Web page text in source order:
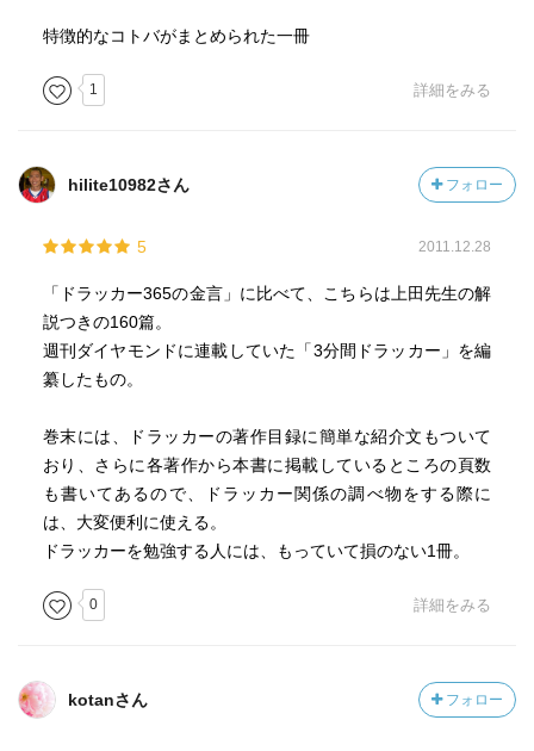
特徴的なコトバがまとめられた一冊
1 詳細をみる
hilite10982さん フォロー
5 2011.12.28
「ドラッカー365の金言」に比べて、こちらは上田先生の解
説つきの160篇。
週刊ダイヤモンドに連載していた「3分間ドラッカー」を編
纂したもの。
巻末には、ドラッカーの著作目録に簡単な紹介文もついて
おり、さらに各著作から本書に掲載しているところの頁数
も書いてあるので、ドラッカー関係の調べ物をする際に
は、大変便利に使える。
ドラッカーを勉強する人には、もっていて損のない1冊。
0 詳細をみる
kotanさん フォロー